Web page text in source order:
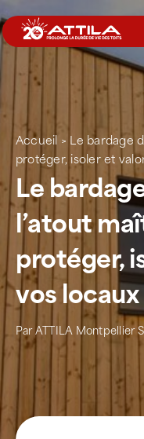
au
contenu
Le groupe
Nos services
Nos agences
Votre toit
Rejoignez-nous
Devenir Franchisé
Accueil > Le bardage
protéger, isoler et
Le
l’atout
protéger,
vos
ParATTILA Montpellier